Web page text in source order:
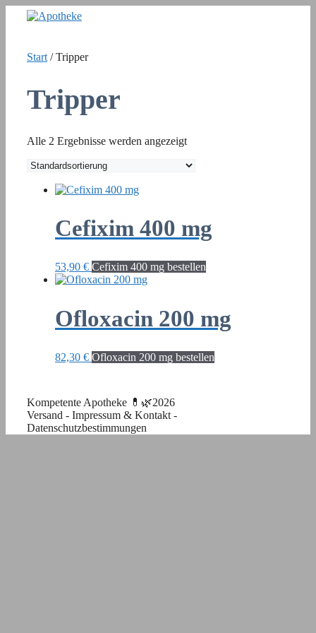
Inhalt
Start / Tripper
Tripper
Alle 2 Ergebnisse werden angezeigt
Cefixim 400 mg
53,90 € Cefixim 400 mg bestellen
Ofloxacin 200 mg
82,30 € Ofloxacin 200 mg bestellen
Kompetente Apotheke 💊🌿2026
Versand - Impressum & Kontakt -
Datenschutzbestimmungen